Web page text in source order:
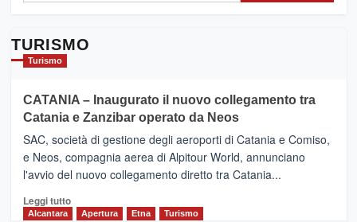
TURISMO
Turismo
CATANIA – Inaugurato il nuovo collegamento tra
Catania e Zanzibar operato da Neos
SAC, società di gestione degli aeroporti di Catania e Comiso,
e Neos, compagnia aerea di Alpitour World, annunciano
l'avvio del nuovo collegamento diretto tra Catania...
Leggi tuttoLeggi
Alcantara Apertura Etna Turismo